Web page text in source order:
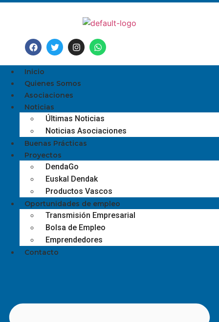
Inicio
Quienes Somos
Asociaciones
Noticias
Últimas Noticias
Noticias Asociaciones
Buenas Prácticas
Proyectos
DendaGo
Euskal Dendak
Productos Vascos
Oportunidades de empleo
Transmisión Empresarial
Bolsa de Empleo
Emprendedores
Contacto